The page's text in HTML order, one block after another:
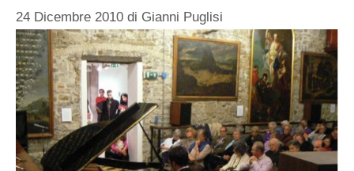
24 Dicembre 2010 di Gianni Puglisi